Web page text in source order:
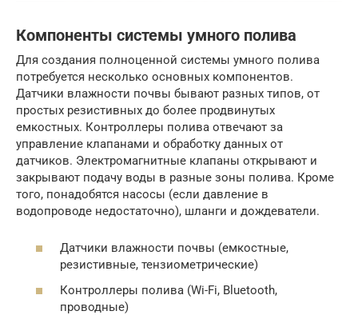
Компоненты системы умного полива
Для создания полноценной системы умного полива
потребуется несколько основных компонентов.
Датчики влажности почвы бывают разных типов, от
простых резистивных до более продвинутых
емкостных. Контроллеры полива отвечают за
управление клапанами и обработку данных от
датчиков. Электромагнитные клапаны открывают и
закрывают подачу воды в разные зоны полива. Кроме
того, понадобятся насосы (если давление в
водопроводе недостаточно), шланги и дождеватели.
Датчики влажности почвы (емкостные,
резистивные, тензиометрические)
Контроллеры полива (Wi-Fi, Bluetooth,
проводные)